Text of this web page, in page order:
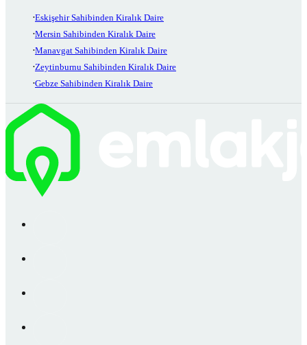
Eskişehir Sahibinden Kiralık Daire
Mersin Sahibinden Kiralık Daire
Manavgat Sahibinden Kiralık Daire
Zeytinburnu Sahibinden Kiralık Daire
Gebze Sahibinden Kiralık Daire